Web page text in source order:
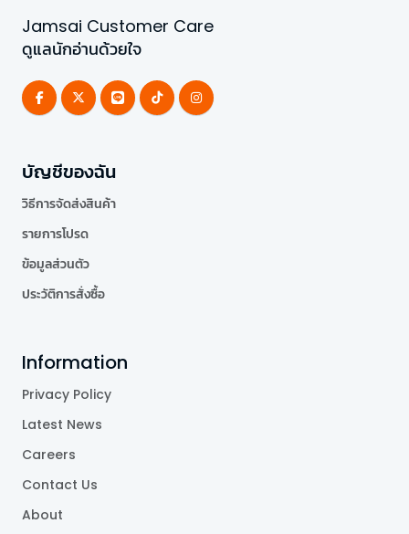
Jamsai Customer Care
ดูแลนักอ่านด้วยใจ
บัญชีของฉัน
วิธีการจัดส่งสินค้า
รายการโปรด
ข้อมูลส่วนตัว
ประวัติการสั่งซื้อ
Information
Privacy Policy
Latest News
Careers
Contact Us
About